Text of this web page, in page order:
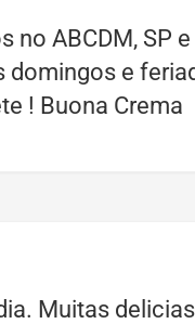
no ABCDM, SP
e
! Buona Crema
Muitas